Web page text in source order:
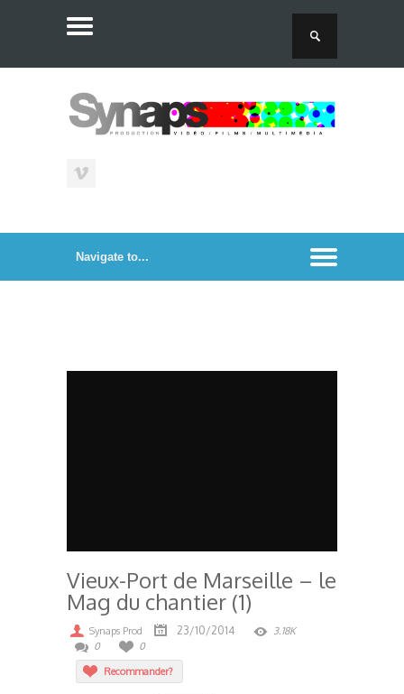
Vieux-Port de Marseille – le
Mag du chantier (1)
Synaps Prod 23/10/2014
3.18K
0
0
Recommander?